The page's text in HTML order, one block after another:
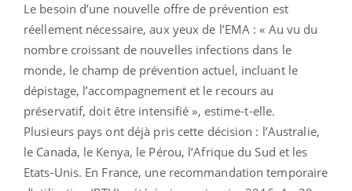
Le besoin d’une nouvelle offre de prévention est
réellement nécessaire, aux yeux de l’EMA : « Au vu du
nombre croissant de nouvelles infections dans le
monde, le champ de prévention actuel, incluant le
dépistage, l’accompagnement et le recours au
préservatif, doit être intensifié », estime-t-elle.
Plusieurs pays ont déjà pris cette décision : l’Australie,
le Canada, le Kenya, le Pérou, l’Afrique du Sud et les
Etats-Unis. En France, une recommandation temporaire